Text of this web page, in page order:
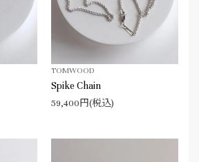
TOMWOOD
Spike Chain
59,400円(税込)